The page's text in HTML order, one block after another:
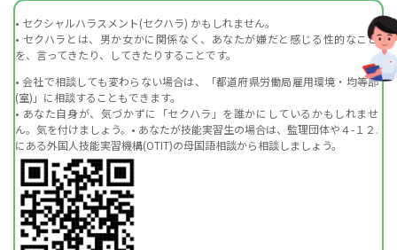
• セクシャルハラスメント(セクハラ) かもしれません。
• セクハラとは、男か女かに関係なく、あなたが嫌だと感じる性的なこと
を、言ってきたり、してきたりすることです。
• 会社で相談しても変わらない場合は、「都道府県労働局雇用環境・均等部
(室)」に相談することもできます。
• あなた自身が、気づかずに「セクハラ」を誰かにしているかもしれませ
ん。気を付けましょう。 • あなたが技能実習生の場合は、監理団体や４-１２.
にある外国人技能実習機構(OTIT)の母国語相談から相談しましょう。